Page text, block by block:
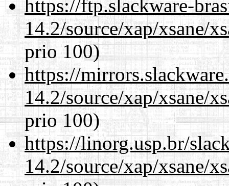
https://ftp.slackware-
14.2/source/xap/xsane/
prio 100)
https://
14.2/source/xap/xsane/
prio 100)
https://linorg.usp.br/
14.2/source/xap/xsane/